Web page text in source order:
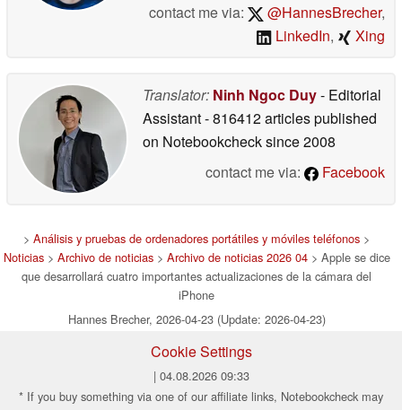
contact me via:
@HannesBrecher,
LinkedIn, Xing
Translator: Ninh Ngoc Duy- Editorial
Assistant- 816412 articles published
on Notebookchecksince 2008
contact me via:
Facebook
> Análisis y pruebas de ordenadores portátiles y móviles teléfonos >
Noticias> Archivo de noticias> Archivo de noticias 2026 04> Apple se dice
que desarrollará cuatro importantes actualizaciones de la cámara del
iPhone
Hannes Brecher, 2026-04-23 (Update: 2026-04-23)
Cookie Settings
| 04.08.2026 09:33
* If you buy something via one of our affiliate links, Notebookcheck may